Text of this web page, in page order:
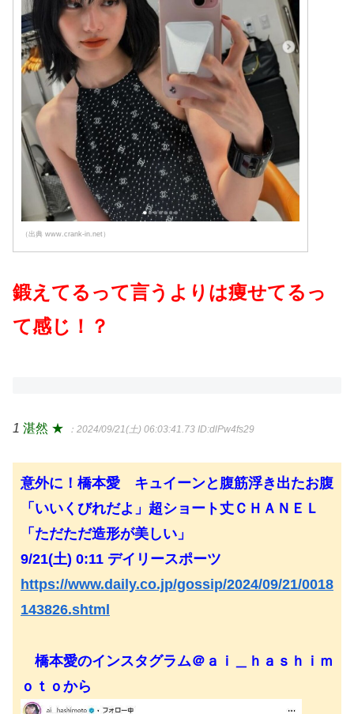
（出典 www.crank-in.net）
鍛えてるって言うよりは痩せてるっ
て感じ！？
1 湛然 ★ ：2024/09/21(土) 06:03:41.73 ID:dlPw4fs29
意外に！橋本愛 キュイーンと腹筋浮き出たお腹
「いいくびれだよ」超ショート丈ＣＨＡＮＥＬ
「ただただ造形が美しい」
9/21(土) 0:11 デイリースポーツ
https://www.daily.co.jp/gossip/2024/09/21/0018
143826.shtml
橋本愛のインスタグラム＠ａｉ＿ｈａｓｈｉｍ
ｏｔｏから